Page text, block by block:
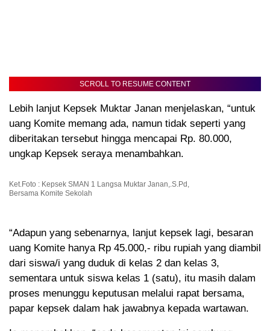
SCROLL TO RESUME CONTENT
Lebih lanjut Kepsek Muktar Janan menjelaskan, “untuk
uang Komite memang ada, namun tidak seperti yang
diberitakan tersebut hingga mencapai Rp. 80.000,
ungkap Kepsek seraya menambahkan.
Ket.Foto : Kepsek SMAN 1 Langsa Muktar Janan,.S.Pd,
Bersama Komite Sekolah
“Adapun yang sebenarnya, lanjut kepsek lagi, besaran
uang Komite hanya Rp 45.000,- ribu rupiah yang diambil
dari siswa/i yang duduk di kelas 2 dan kelas 3,
sementara untuk siswa kelas 1 (satu), itu masih dalam
proses menunggu keputusan melalui rapat bersama,
papar kepsek dalam hak jawabnya kepada wartawan.